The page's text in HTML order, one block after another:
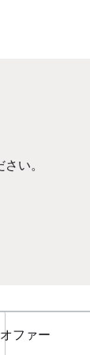
い。
Toggle
オファー